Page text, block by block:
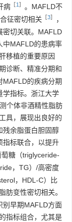
病 ［1］ 。MAFLD不
征密切相关 ［3］
，
密切关联。MAFLD
中MAFLD的患病率
移植的重要原因
诊断、精准分期和
MAFLD的疾病分期
学指标。浙江大学
个体非酒精性脂肪
具，展现出良好的
残余脂蛋白胆固醇
指标联合，以提升
糖（triglyceride-
，TG）/高密度
，HDL-C）比
肪变性密切相关。
别早期MAFLD方面
指标组合，尤其是